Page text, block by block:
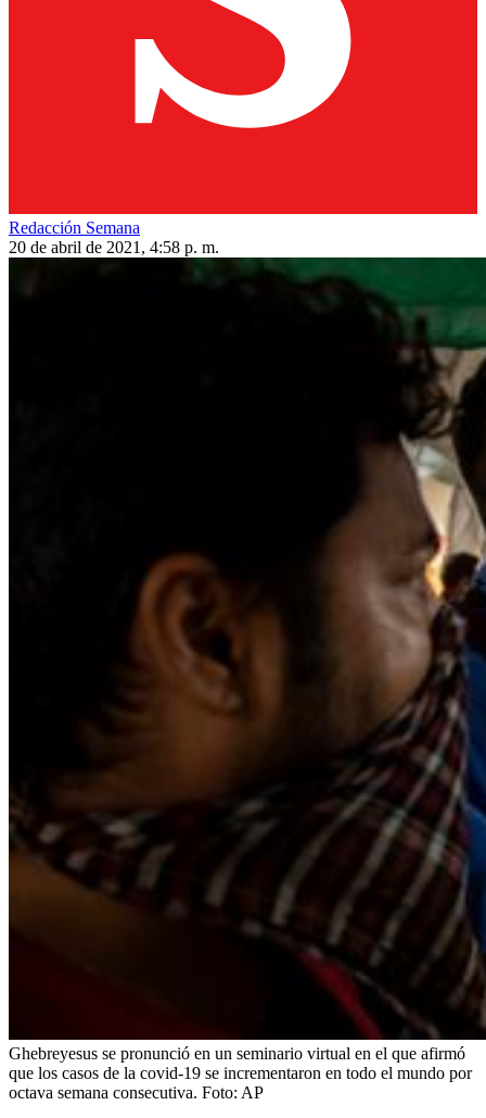
Redacción Semana
20 de abril de 2021, 4:58 p. m.
Ghebreyesus se pronunció en un seminario virtual en el que afirmó
que los casos de la covid-19 se incrementaron en todo el mundo por
octava semana consecutiva. Foto: AP